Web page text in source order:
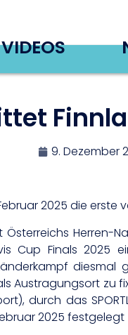
9. Dezember
2025 die
Österreichs
Cup Finals
diesmal
Austragungsort zu
durch das
2025